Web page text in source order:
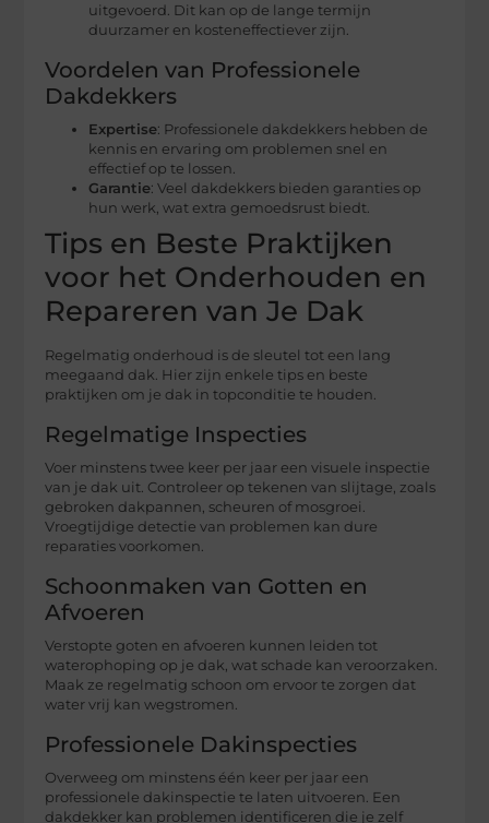
uitgevoerd. Dit kan op de lange termijn
duurzamer en kosteneffectiever zijn.
Voordelen van Professionele
Dakdekkers
Expertise: Professionele dakdekkers hebben de
kennis en ervaring om problemen snel en
effectief op te lossen.
Garantie: Veel dakdekkers bieden garanties op
hun werk, wat extra gemoedsrust biedt.
Tips en Beste Praktijken
voor het Onderhouden en
Repareren van Je Dak
Regelmatig onderhoud is de sleutel tot een lang
meegaand dak. Hier zijn enkele tips en beste
praktijken om je dak in topconditie te houden.
Regelmatige Inspecties
Voer minstens twee keer per jaar een visuele inspectie
van je dak uit. Controleer op tekenen van slijtage, zoals
gebroken dakpannen, scheuren of mosgroei.
Vroegtijdige detectie van problemen kan dure
reparaties voorkomen.
Schoonmaken van Gotten en
Afvoeren
Verstopte goten en afvoeren kunnen leiden tot
waterophoping op je dak, wat schade kan veroorzaken.
Maak ze regelmatig schoon om ervoor te zorgen dat
water vrij kan wegstromen.
Professionele Dakinspecties
Overweeg om minstens één keer per jaar een
professionele dakinspectie te laten uitvoeren. Een
dakdekker kan problemen identificeren die je zelf